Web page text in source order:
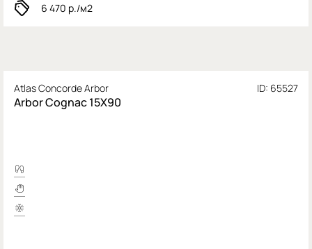
6 470 р./м2
Atlas Concorde Arbor ID: 65527
Arbor Cognac 15X90